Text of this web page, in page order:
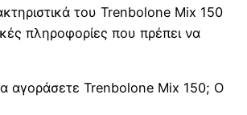
του Trenbolone Mix 150
πληροφορίες που πρέπει να
αγοράσετε Trenbolone Mix 150; Ο